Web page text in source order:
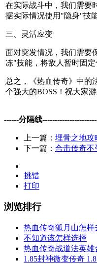
在实际战斗中，我们需要
据实际情况使用"隐身"技
三、灵活应变
面对突发情况，我们需要
冻"技能，将敌人暂时固定
总之，《热血传奇》中的
个强大的BOSS！祝大家游
------分隔线
上一篇： 埋骨之地攻
下一篇： 合击传奇不
挑错
打印
浏览排行
热血传奇狐月山怎
不知道该怎样选择
热血传奇战道法英
1.85封神微变传奇